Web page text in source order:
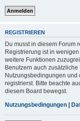
REGISTRIEREN
Du musst in diesem Forum
Registrierung ist in
weitere Funktionen
Benutzern auch
Nutzungsbedingungen und
registrierst. Bitte beachte
diesem Board bewegst.
Nutzungsbedingungen |